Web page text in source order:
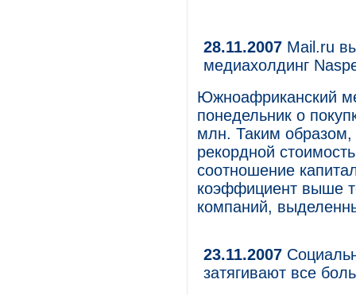
28.11.2007 Mail.ru
медиахолдинг
Южноафриканский
понедельник о
млн. Таким образом,
рекордной
соотношение
коэффициент выше
компаний,
23.11.2007
затягивают все